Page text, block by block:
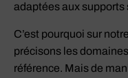
adaptées aux supports
C’est pourquoi sur
précisons les
référence. Mais de